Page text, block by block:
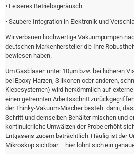
• Leiseres Betriebsgeräusch
• Saubere Integration in Elektronik und
Wir verbauen hochwertige Vakuumpumpen
deutschen Markenhersteller die Ihre
bewiesen haben.
Um Gasblasen unter 10µm bzw. bei höheren
bei Epoxy-Harzen, Silikonen oder anderen,
Klebesystemen) wird herkömmlich auf
einen getrennten Arbeitsschritt
der Thinky-Vakuum-Mischer besteht darin,
Schritt und demselben Behälter mischen und
kontinuierliche Umwälzen der Probe erhöht
Entgasens zudem beträchtlich. Häufig ist der
Mikroskop sichtbar – hier lohnt sich ein